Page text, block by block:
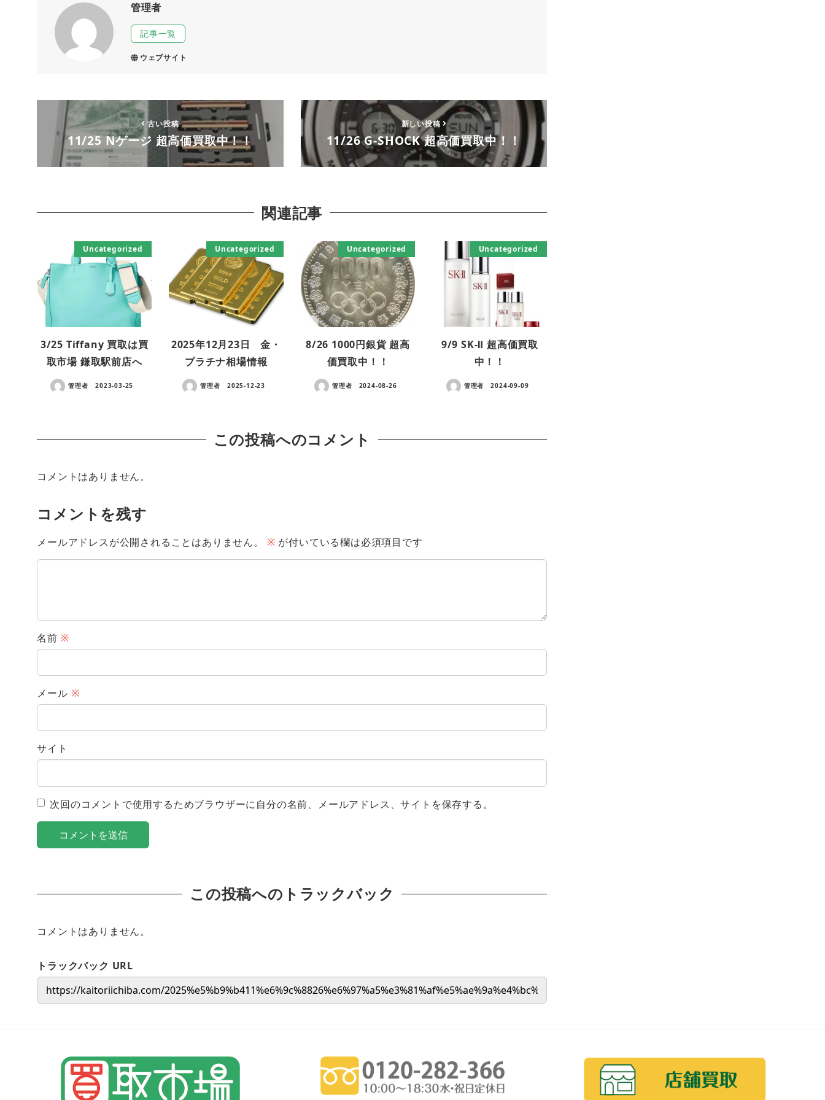
管理者
記事一覧
ウェブサイト
古い投稿
11/25 Nゲージ 超高価買取中！！
新しい投稿
11/26 G-SHOCK 超高価買取中！！
関連記事
Uncategorized
3/25 Tiffany 買取は買
取市場 鎌取駅前店へ
管理者 2023-03-25
Uncategorized
2025年12月23日 金・
プラチナ相場情報
管理者 2025-12-23
Uncategorized
8/26 1000円銀貨 超高
価買取中！！
管理者 2024-08-26
Uncategorized
9/9 SK-Ⅱ 超高価買取
中！！
管理者 2024-09-09
この投稿へのコメント
コメントはありません。
コメントを残す
メールアドレスが公開されることはありません。 ※ が付いている欄は必須項目です
名前 ※
メール ※
サイト
次回のコメントで使用するためブラウザーに自分の名前、メールアドレス、サイトを保存する。
この投稿へのトラックバック
コメントはありません。
トラックバック URL